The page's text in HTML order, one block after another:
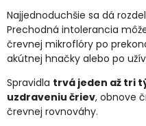
Najjednoduchšie sa dá
Prechodná intolerancia
črevnej mikroflóry po
akútnej hnačky alebo po
Spravidla trvá jeden až tri
uzdraveniu čriev, obnove
črevnej rovnováhy.